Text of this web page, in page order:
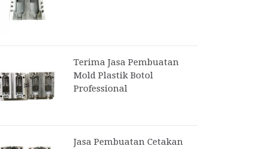
Terima Jasa Pembuatan
Mold Plastik Botol
Professional
Jasa Pembuatan Cetakan